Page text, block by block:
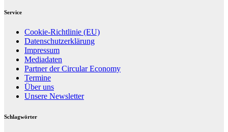
Service
Cookie-Richtlinie (EU)
Datenschutzerklärung
Impressum
Mediadaten
Partner der Circular Economy
Termine
Über uns
Unsere Newsletter
Schlagwörter